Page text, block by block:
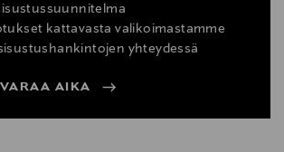
kattavasta valikoimastamme
yhteydessä
AIKA